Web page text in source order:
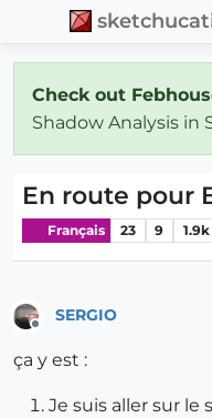
Check out
Shadow Analysis in
En route pour
Français 23 9 1.9k
SERGIO
ça y est :
Je suis aller sur le